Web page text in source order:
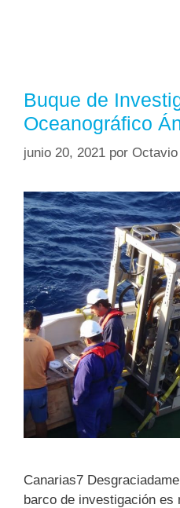
Buque de
Oceanográfico
junio 20, 2021 por
Canarias7
barco de investigación es